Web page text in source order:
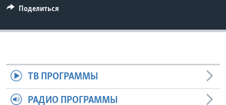
Поделиться
ТВ ПРОГРАММЫ
РАДИО ПРОГРАММЫ